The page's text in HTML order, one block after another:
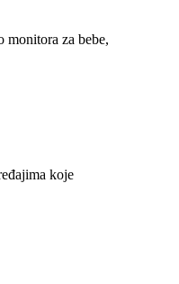
monitora za bebe,
koje